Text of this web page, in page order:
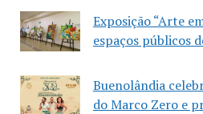
Exposição “Arte
espaços públicos
Buenolândia
do Marco Zero e